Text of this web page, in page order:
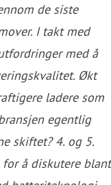
de siste
I takt med
med å
Økt
ladere som
egentlig
skiftet? 4. og 5.
for å diskutere blant